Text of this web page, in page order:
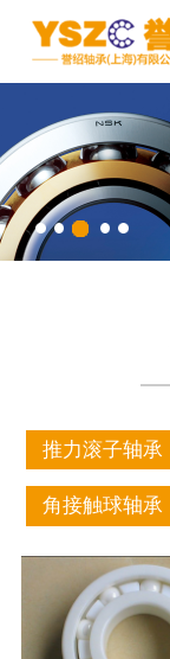
推力滚子轴承
角接触球轴承